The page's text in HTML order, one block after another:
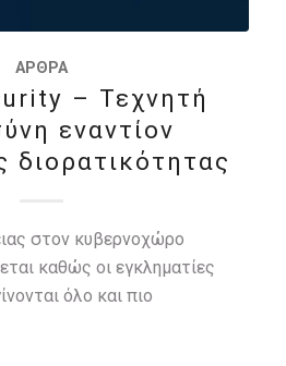
ΆΡΘΡΑ
– Τεχνητή
εναντίον
διορατικότητας
στον κυβερνοχώρο
καθώς οι εγκληματίες
όλο και πιο